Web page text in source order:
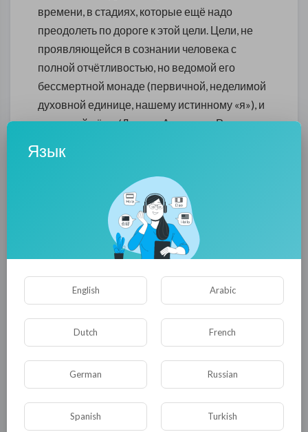
времени, в стадиях, которые ещё надо
преодолеть по дороге к этой цели. Цели, не
проявляющейся в сознании человека с
полной отчётливостью, но ведомой его
бессмертной монаде (первичной, неделимой
духовной единице, нашему истинному «я»), и
влекущей её…» (Даниил Андреев. «Роза
(Епископ Олег Ведмеденко. "Духовный
0 • 0 Комментарии
Опубликовать
Язык
English Arabic
Dutch French
German Russian
Spanish Turkish